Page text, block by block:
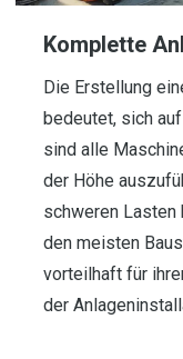
Komplette
Die Erstellung
bedeutet, sich
sind alle
der Höhe
schweren Lasten
den meisten
vorteilhaft für
der